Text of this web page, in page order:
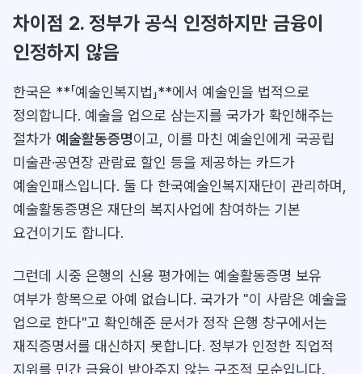
차이점 2. 정부가 공식 인정하지만 금융이
인정하지 않음
한국은 **「예술인복지법」**에서 예술인을 법적으로
정의합니다. 예술을 업으로 삼는지를 국가가 확인해주는
절차가 예술활동증명이고, 이를 마친 예술인에게 국공립
미술관·공연장 관람료 할인 등을 제공하는 카드가
예술인패스입니다. 둘 다 한국예술인복지재단이 관리하며,
예술활동증명은 재단의 복지사업에 참여하는 기본
요건이기도 합니다.
그런데 시중 은행의 신용 평가에는 예술활동증명 보유
여부가 항목으로 아예 없습니다. 국가가 "이 사람은 예술을
업으로 한다"고 확인해준 문서가 정작 은행 창구에서는
재직증명서를 대신하지 못합니다. 정부가 인정한 직업적
지위를 민간 금융이 받아주지 않는 구조적 모순입니다.